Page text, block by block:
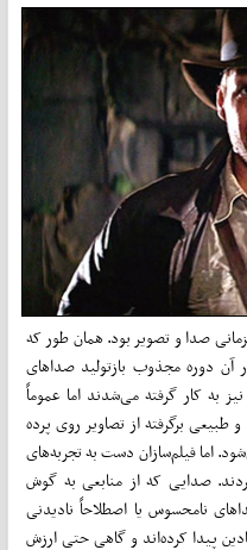
صدا و تصویر بود. همان طور که
آن دوره مجذوب بازتولید صداهای
به کار گرفته می‌شدند اما عموماً
برگرفته از تصاویر روی پرده
اما فیلم‌سازان دست به تجربه‌های
صدایی که از منابعی به گوش
نامحسوس یا اصطلاحاً نادیدنی
پیدا کرده‌اند و گاهی حتی ارزش